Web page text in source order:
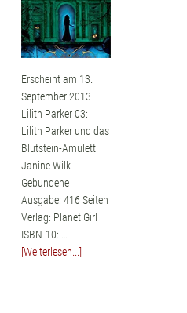
Erscheint am 13.
September 2013
Lilith Parker 03:
Lilith Parker und das
Blutstein-Amulett
Janine Wilk
Gebundene
Ausgabe: 416 Seiten
Verlag: Planet Girl
ISBN-10: …
[Weiterlesen...]